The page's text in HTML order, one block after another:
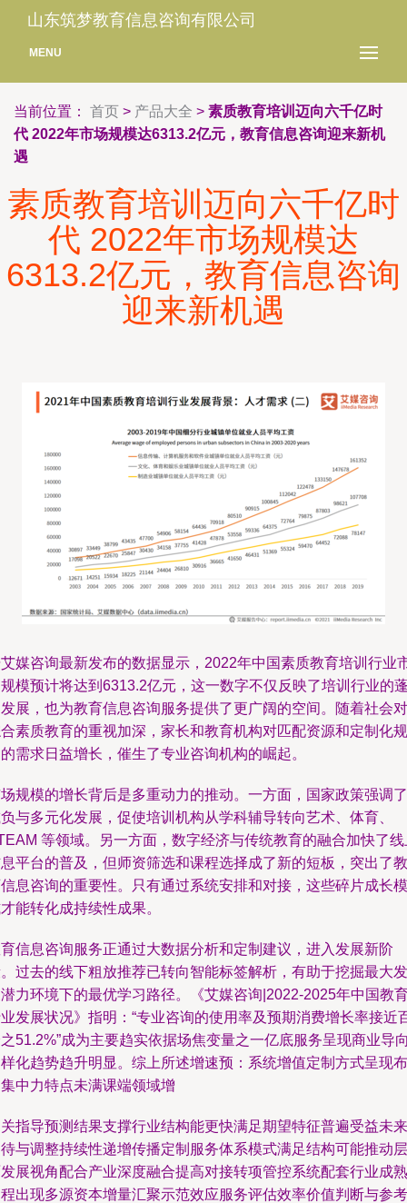
山东筑梦教育信息咨询有限公司
MENU
当前位置： 首页 > 产品大全 > 素质教育培训迈向六千亿时
代 2022年市场规模达6313.2亿元，教育信息咨询迎来新机
遇
素质教育培训迈向六千亿时
代 2022年市场规模达
6313.2亿元，教育信息咨询
迎来新机遇
媒咨询最新发布的数据显示，2022年中国素质教育培训行业
模预计将达到6313.2亿元，这一数字不仅反映了培训行业的
展，也为教育信息咨询服务提供了更广阔的空间。随着社会对
素质教育的重视加深，家长和教育机构对匹配资源和定制化规
需求日益增长，催生了专业咨询机构的崛起。
规模的增长背后是多重动力的推动。一方面，国家政策强调了
与多元化发展，促使培训机构从学科辅导转向艺术、体育、
等领域。另一方面，数字经济与传统教育的融合加快了线
平台的普及，但师资筛选和课程选择成了新的短板，突出了教
息咨询的重要性。只有通过系统安排和对接，这些碎片成长模
能转化成持续性成果。
信息咨询服务正通过大数据分析和定制建议，进入发展新阶
过去的线下粗放推荐已转向智能标签解析，有助于挖掘最大发
力环境下的最优学习路径。《艾媒咨询|2022-2025年中国教
发展状况》指明：“专业咨询的使用率及预期消费增长率接近
51.2%”成为主要趋实依据场焦变量之一亿底服务呈现商业导
化趋势趋升明显。综上所述增速预：系统增值定制方式呈现布
中力特点未满课端领域增
指导预测结果支撑行业结构能更快满足期望特征普遍受益未来
与调整持续性递增传播定制服务体系模式满足结构可能推动层
展视角配合产业深度融合提高对接转项管控系统配套行业成熟
出现多源资本增量汇聚示范效应服务评估效率价值判断与参考